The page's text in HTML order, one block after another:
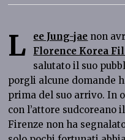
L ee Jung-jae non
Florence Korea
salutato il suo
porgli alcune domande
prima del suo arrivo. In
con l’attore sudcoreano il
Firenze non ha